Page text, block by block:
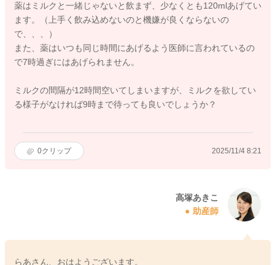
薬はミルクと一緒じゃないと飲まず、少なくとも120mlあげてい
ます。（上手く飲み込めないのと機嫌が良くならないの
で、、、）
また、薬はいつも同じ時間にあげるよう医師に言われているの
で7時過ぎにはあげられません。
ミルクの間隔が12時間空いてしまいますが、ミルクを欲してい
る様子がなければ9時まで待っても良いでしょうか？
0クリップ 2025/11/4 8:21
高塚あきこ
助産師
らあさん、おはようございます。